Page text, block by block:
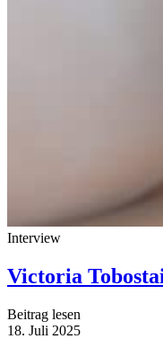
Interview
Victoria
Beitrag lesen
18. Juli 2025